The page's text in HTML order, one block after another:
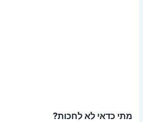
מתי כדאי לא לחכות?